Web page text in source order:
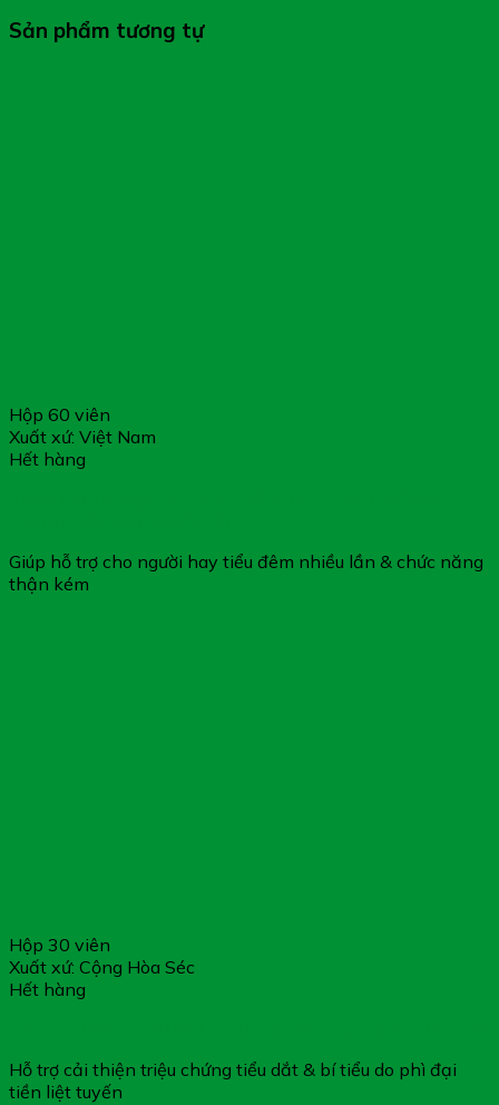
Sản phẩm tương tự
Hộp 60 viên
Xuất xứ: Việt Nam
Hết hàng
Giúp hỗ trợ cho người hay tiểu đêm nhiều lần & chức năng
thận kém
Hộp 30 viên
Xuất xứ: Cộng Hòa Séc
Hết hàng
Hỗ trợ cải thiện triệu chứng tiểu dắt & bí tiểu do phì đại
tiền liệt tuyến